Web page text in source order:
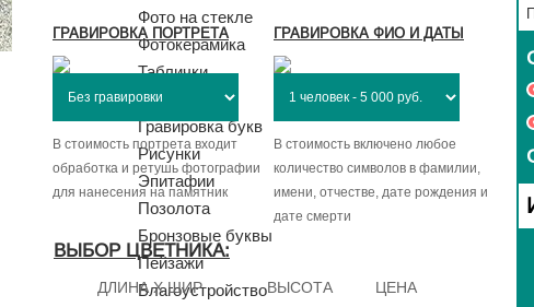
Фото на стекле
Фотокерамика
Таблички
Мозаика
Гравировка букв
Рисунки
Эпитафии
Позолота
Бронзовые буквы
Пейзажи
Благоустройство
ГРАВИРОВКА ПОРТРЕТА
В стоимость портрета входит
обработка и ретушь фотографии
для нанесения на памятник
ГРАВИРОВКА ФИО И ДАТЫ
В стоимость включено любое
количество символов в фамилии,
имени, отчестве, дате рождения и
дате смерти
ВЫБОР ЦВЕТНИКА:
ДЛИНА X ШИР ВЫСОТА ЦЕНА